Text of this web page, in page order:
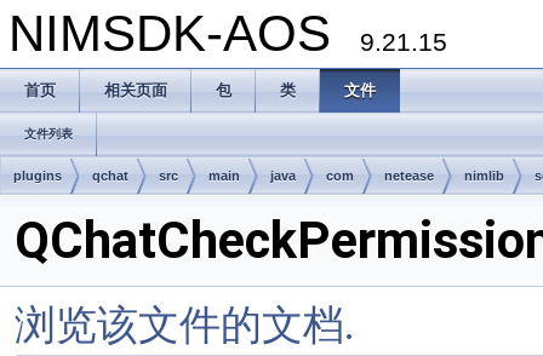
NIMSDK-AOS 9.21.15
首页 相关页面 包 类 文件
文件列表
plugins qchat src main java com netease nimlib
浏览该文件的文档.